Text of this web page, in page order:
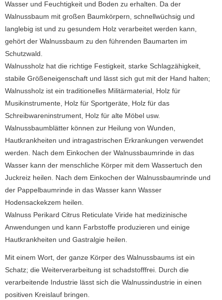
Wasser und Feuchtigkeit und Boden zu erhalten. Da der
Walnussbaum mit großen Baumkörpern, schnellwüchsig und
langlebig ist und zu gesundem Holz verarbeitet werden kann,
gehört der Walnussbaum zu den führenden Baumarten im
Schutzwald.
Walnussholz hat die richtige Festigkeit, starke Schlagzähigkeit,
stabile Größeneigenschaft und lässt sich gut mit der Hand halten;
Walnussholz ist ein traditionelles Militärmaterial, Holz für
Musikinstrumente, Holz für Sportgeräte, Holz für das
Schreibwareninstrument, Holz für alte Möbel usw.
Walnussbaumblätter können zur Heilung von Wunden,
Hautkrankheiten und intragastrischen Erkrankungen verwendet
werden. Nach dem Einkochen der Walnussbaumrinde in das
Wasser kann der menschliche Körper mit dem Wassertuch den
Juckreiz heilen. Nach dem Einkochen der Walnussbaumrinde und
der Pappelbaumrinde in das Wasser kann Wasser
Hodensackekzem heilen.
Walnuss Perikard Citrus Reticulate Viride hat medizinische
Anwendungen und kann Farbstoffe produzieren und einige
Hautkrankheiten und Gastralgie heilen.
Mit einem Wort, der ganze Körper des Walnussbaums ist ein
Schatz; die Weiterverarbeitung ist schadstofffrei. Durch die
verarbeitende Industrie lässt sich die Walnussindustrie in einen
positiven Kreislauf bringen.